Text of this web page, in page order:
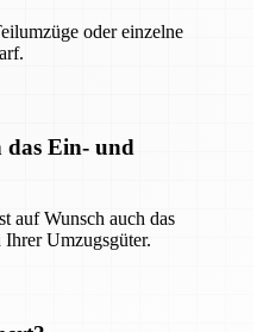
oder einzelne
Ein- und
auf Wunsch auch das
Umzugsgüter.